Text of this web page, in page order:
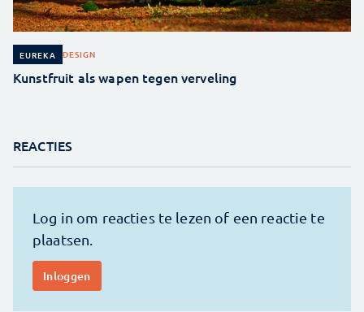
EUREKA DESIGN
Kunstfruit als wapen tegen verveling
REACTIES